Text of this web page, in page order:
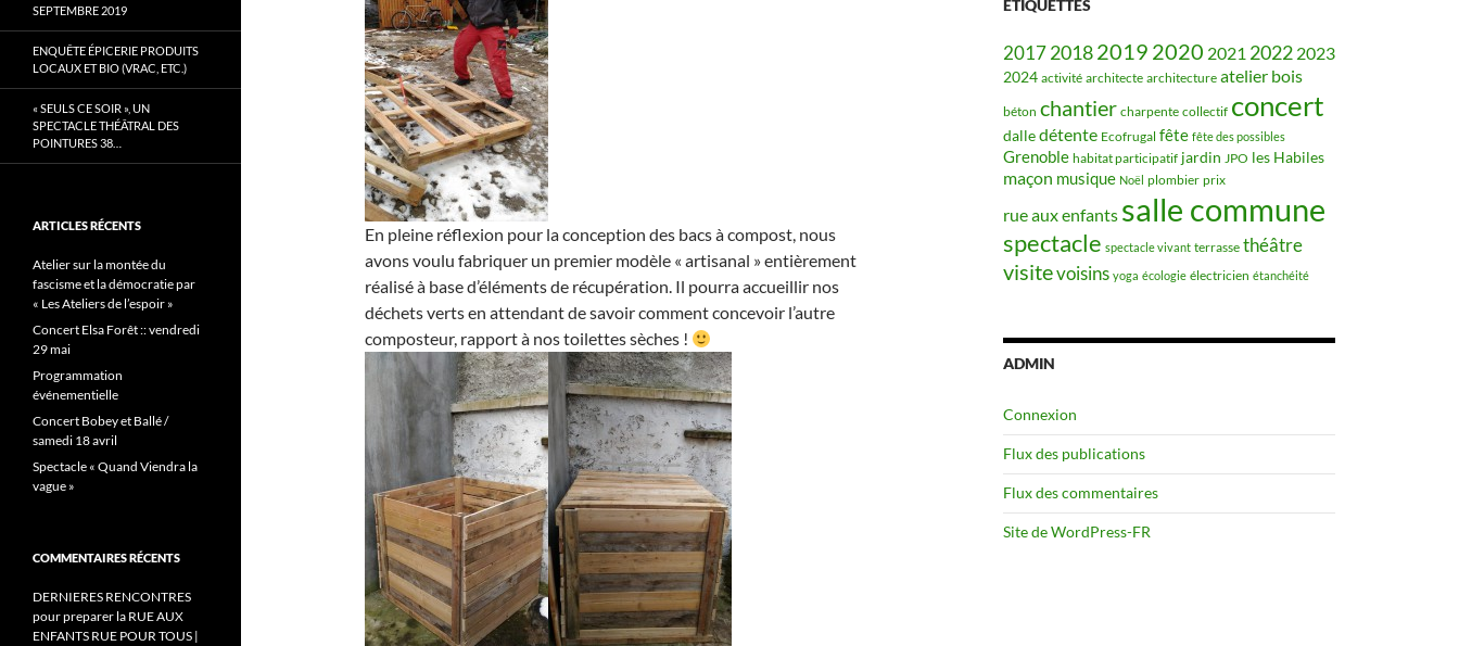
En pleine réflexion pour la conception des bacs à compost, nous
avons voulu fabriquer un premier modèle « artisanal » entièrement
réalisé à base d’éléments de récupération. Il pourra accueillir nos
déchets verts en attendant de savoir comment concevoir l’autre
composteur, rapport à nos toilettes sèches !
ÉTIQUETTES
201720182019 2020 2021 2022 2023
2024 activité architecte architecture atelier bois
béton chantier charpente collectif concert
dalledétente Ecofrugal fête fête des possibles
Grenoble habitat participatif jardin JPO les Habiles
maçon musique Noël plombier prix
rue aux enfants salle commune
spectacle spectacle vivant terrasse théâtre
visitevoisins yoga écologie électricien étanchéité
ADMIN
Connexion
Flux des publications
Flux des commentaires
Site de WordPress-FR
SEPTEMBRE 2019
ENQUÊTE ÉPICERIE PRODUITS
LOCAUX ET BIO (VRAC, ETC.)
« SEULS CE SOIR », UN
SPECTACLE THÉÂTRAL DES
POINTURES 38…
ARTICLES RÉCENTS
Atelier sur la montée du
fascisme et la démocratie par
« Les Ateliers de l’espoir »
Concert Elsa Forêt :: vendredi
29 mai
Programmation
événementielle
Concert Bobey et Ballé /
samedi 18 avril
Spectacle « Quand Viendra la
vague »
COMMENTAIRES RÉCENTS
DERNIERES RENCONTRES
pour preparer la RUE AUX
ENFANTS RUE POUR TOUS |